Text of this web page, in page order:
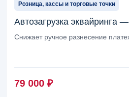
Маркетинг и реклама
Розница, кассы и торговые точки
Автозагрузка эквайринга
Снижает ручное разнесение
79 000 ₽